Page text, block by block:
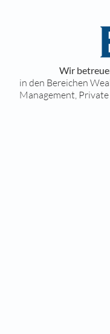
Wir
in den Bereichen
Management,